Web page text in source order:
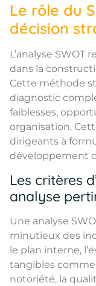
Le rôle du
décision
L’analyse
dans la
Cette méthode
diagnostic
faiblesses,
organisation.
dirigeants à
développement
Les critères
analyse
Une analyse
minutieux des
le plan interne,
tangibles
notoriété, la